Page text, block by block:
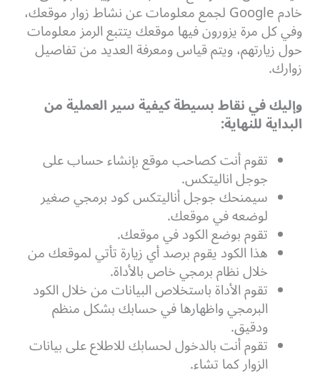
خادم Google لجمع معلومات عن نشاط زوار موقعك،
وفي كل مرة يزورون فيها موقعك يتتبع الرمز معلومات
حول زيارتهم،ويتم قياس ومعرفة العديد من تفاصيل
زوارك.
وإليك في نقاط بسيطة كيفية سير العملية من
البداية للنهاية:
تقوم أنت كصاحب موقع بإنشاء حساب على
جوجل اناليتكس.
سيمنحك جوجل أناليتكس كود برمجي صغير
لوضعه في موقعك.
تقوم بوضع الكود في موقعك.
هذا الكود يقوم برصد أي زيارة تأتي لموقعك من
خلال نظام برمجي خاص بالأداة.
تقوم الأداة باستخلاص البيانات من خلال الكود
البرمجي واظهارها في حسابك بشكل منظم
ودقيق.
تقوم أنت بالدخول لحسابك للاطلاع على بيانات
الزوار كما تشاء.